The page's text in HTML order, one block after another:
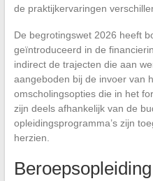
de praktijkervaringen
De begrotingswet 2026 heeft
geïntroduceerd in de
indirect de trajecten die aan
aangeboden bij de invoer van
omscholingsopties die in het
zijn deels afhankelijk van de
opleidingsprogramma’s zijn
herzien.